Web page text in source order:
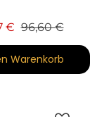
€ Verkaufspreis
96,60 €Preis
Warenkorb